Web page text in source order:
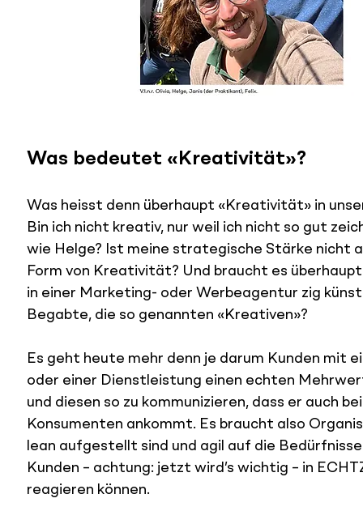
Was bedeutet «Kreativität»?
Was heisst denn überhaupt «Kreativität» in
Bin ich nicht kreativ, nur weil ich nicht so gut
wie Helge? Ist meine strategische Stärke nicht
Form von Kreativität? Und braucht es
in einer Marketing- oder Werbeagentur zig
Begabte, die so genannten «Kreativen»?
Es geht heute mehr denn je darum Kunden mit
oder einer Dienstleistung einen echten
und diesen so zu kommunizieren, dass er auch
Konsumenten ankommt. Es braucht also
lean aufgestellt sind und agil auf die
Kunden – achtung: jetzt wird’s wichtig – in
reagieren können.